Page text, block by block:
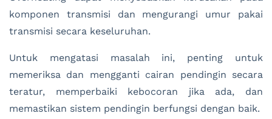
komponen transmisi dan mengurangi umur pakai
transmisi secara keseluruhan.
Untuk mengatasi masalah ini, penting untuk
memeriksa dan mengganti cairan pendingin secara
teratur, memperbaiki kebocoran jika ada, dan
memastikan sistem pendingin berfungsi dengan baik.